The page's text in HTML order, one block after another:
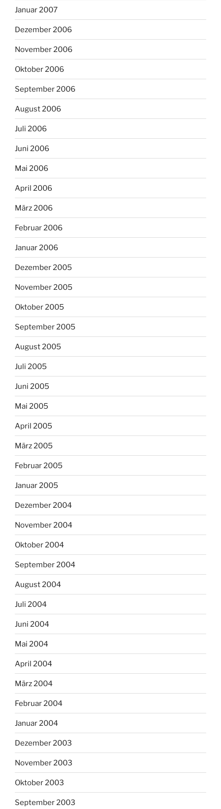
Januar 2007
Dezember 2006
November 2006
Oktober 2006
September 2006
August 2006
Juli 2006
Juni 2006
Mai 2006
April 2006
März 2006
Februar 2006
Januar 2006
Dezember 2005
November 2005
Oktober 2005
September 2005
August 2005
Juli 2005
Juni 2005
Mai 2005
April 2005
März 2005
Februar 2005
Januar 2005
Dezember 2004
November 2004
Oktober 2004
September 2004
August 2004
Juli 2004
Juni 2004
Mai 2004
April 2004
März 2004
Februar 2004
Januar 2004
Dezember 2003
November 2003
Oktober 2003
September 2003